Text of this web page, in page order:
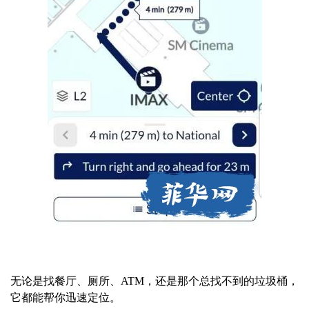
无论是找餐厅、厕所、ATM，还是那个总找不到的垃圾桶，
它都能帮你迅速定位。